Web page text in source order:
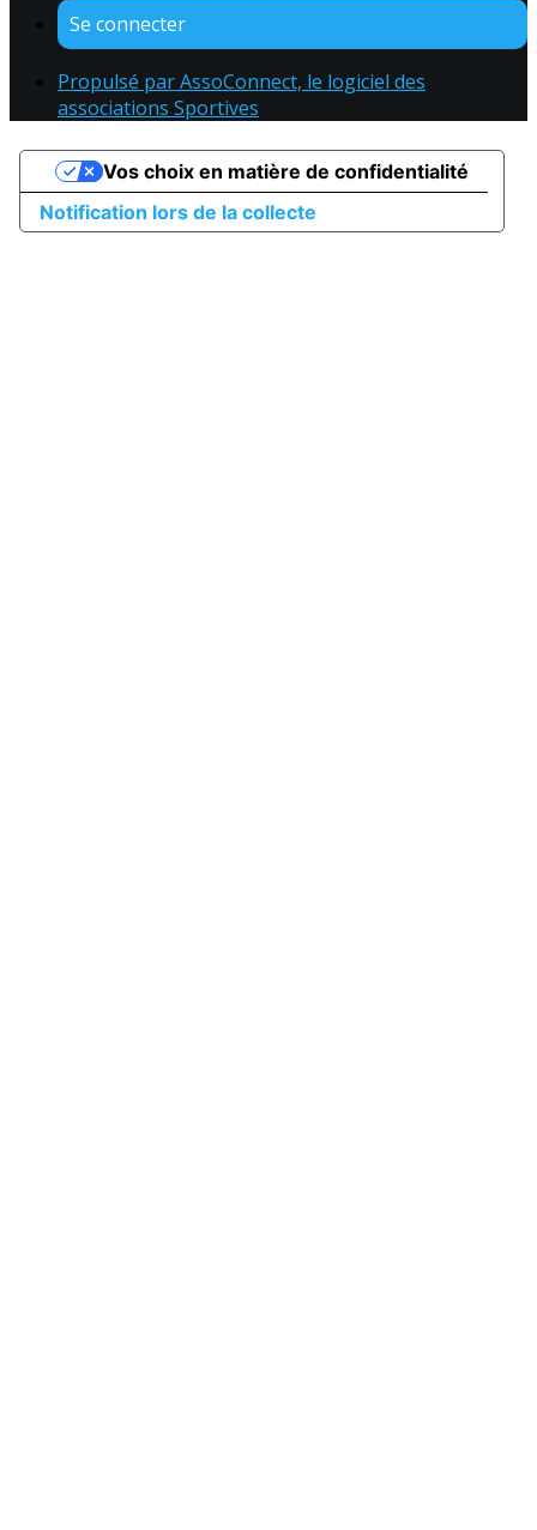
Se connecter
Propulsé par AssoConnect, le logiciel des
associations Sportives
Notification lors de la collecte
Vos choix en matière de confidentialité